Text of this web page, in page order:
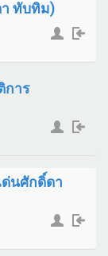
า ทับทิม)
การ
ด่นศักดิ์ดา